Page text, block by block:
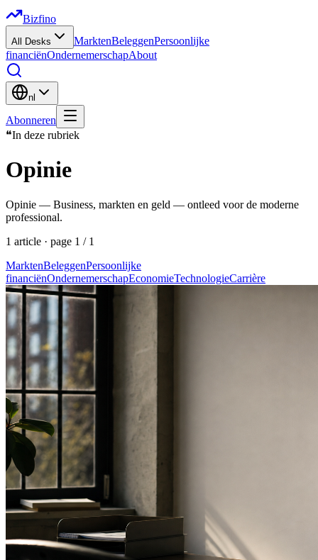
Bizfino
All Desks MarktenBeleggenPersoonlijke
financiënOndernemerschapAbout
nl
Abonneren
❝In deze rubriek
Opinie
Opinie — Business, markten en geld — ontleed voor de moderne
professional.
1 article · page 1 / 1
MarktenBeleggenPersoonlijke
financiënOndernemerschapEconomieTechnologieCarrière